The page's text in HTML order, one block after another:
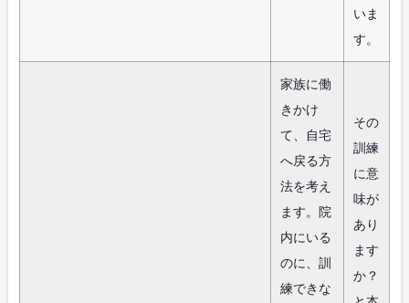
いま
す。
家族に働
きかけ
て、自宅
へ戻る方
法を考え
ます。院
内にいる
のに、訓
練できな
その
訓練
に意
味が
あり
ます
か？